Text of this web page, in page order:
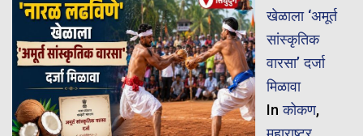
खेळाला ‘अमूर्त
सांस्कृतिक
वारसा’ दर्जा
मिळावा
Inकोकण,